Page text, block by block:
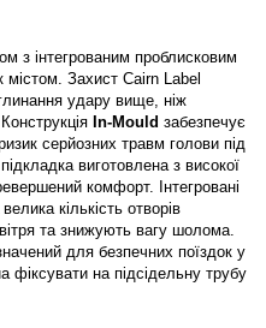
з інтегрованим проблисковим
Захист Cairn Label
удару вище, ніж
In-Mould забезпечує
серйозних травм голови під
виготовлена з високої
комфорт. Інтегровані
кількість отворів
та знижують вагу шолома.
для безпечних поїздок у
на підсідельну трубу